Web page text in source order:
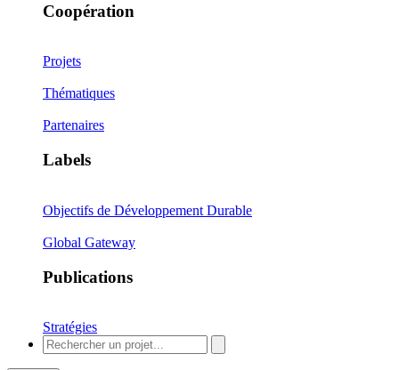
Coopération
Projets
Thématiques
Partenaires
Labels
Objectifs de Développement Durable
Global Gateway
Publications
Stratégies